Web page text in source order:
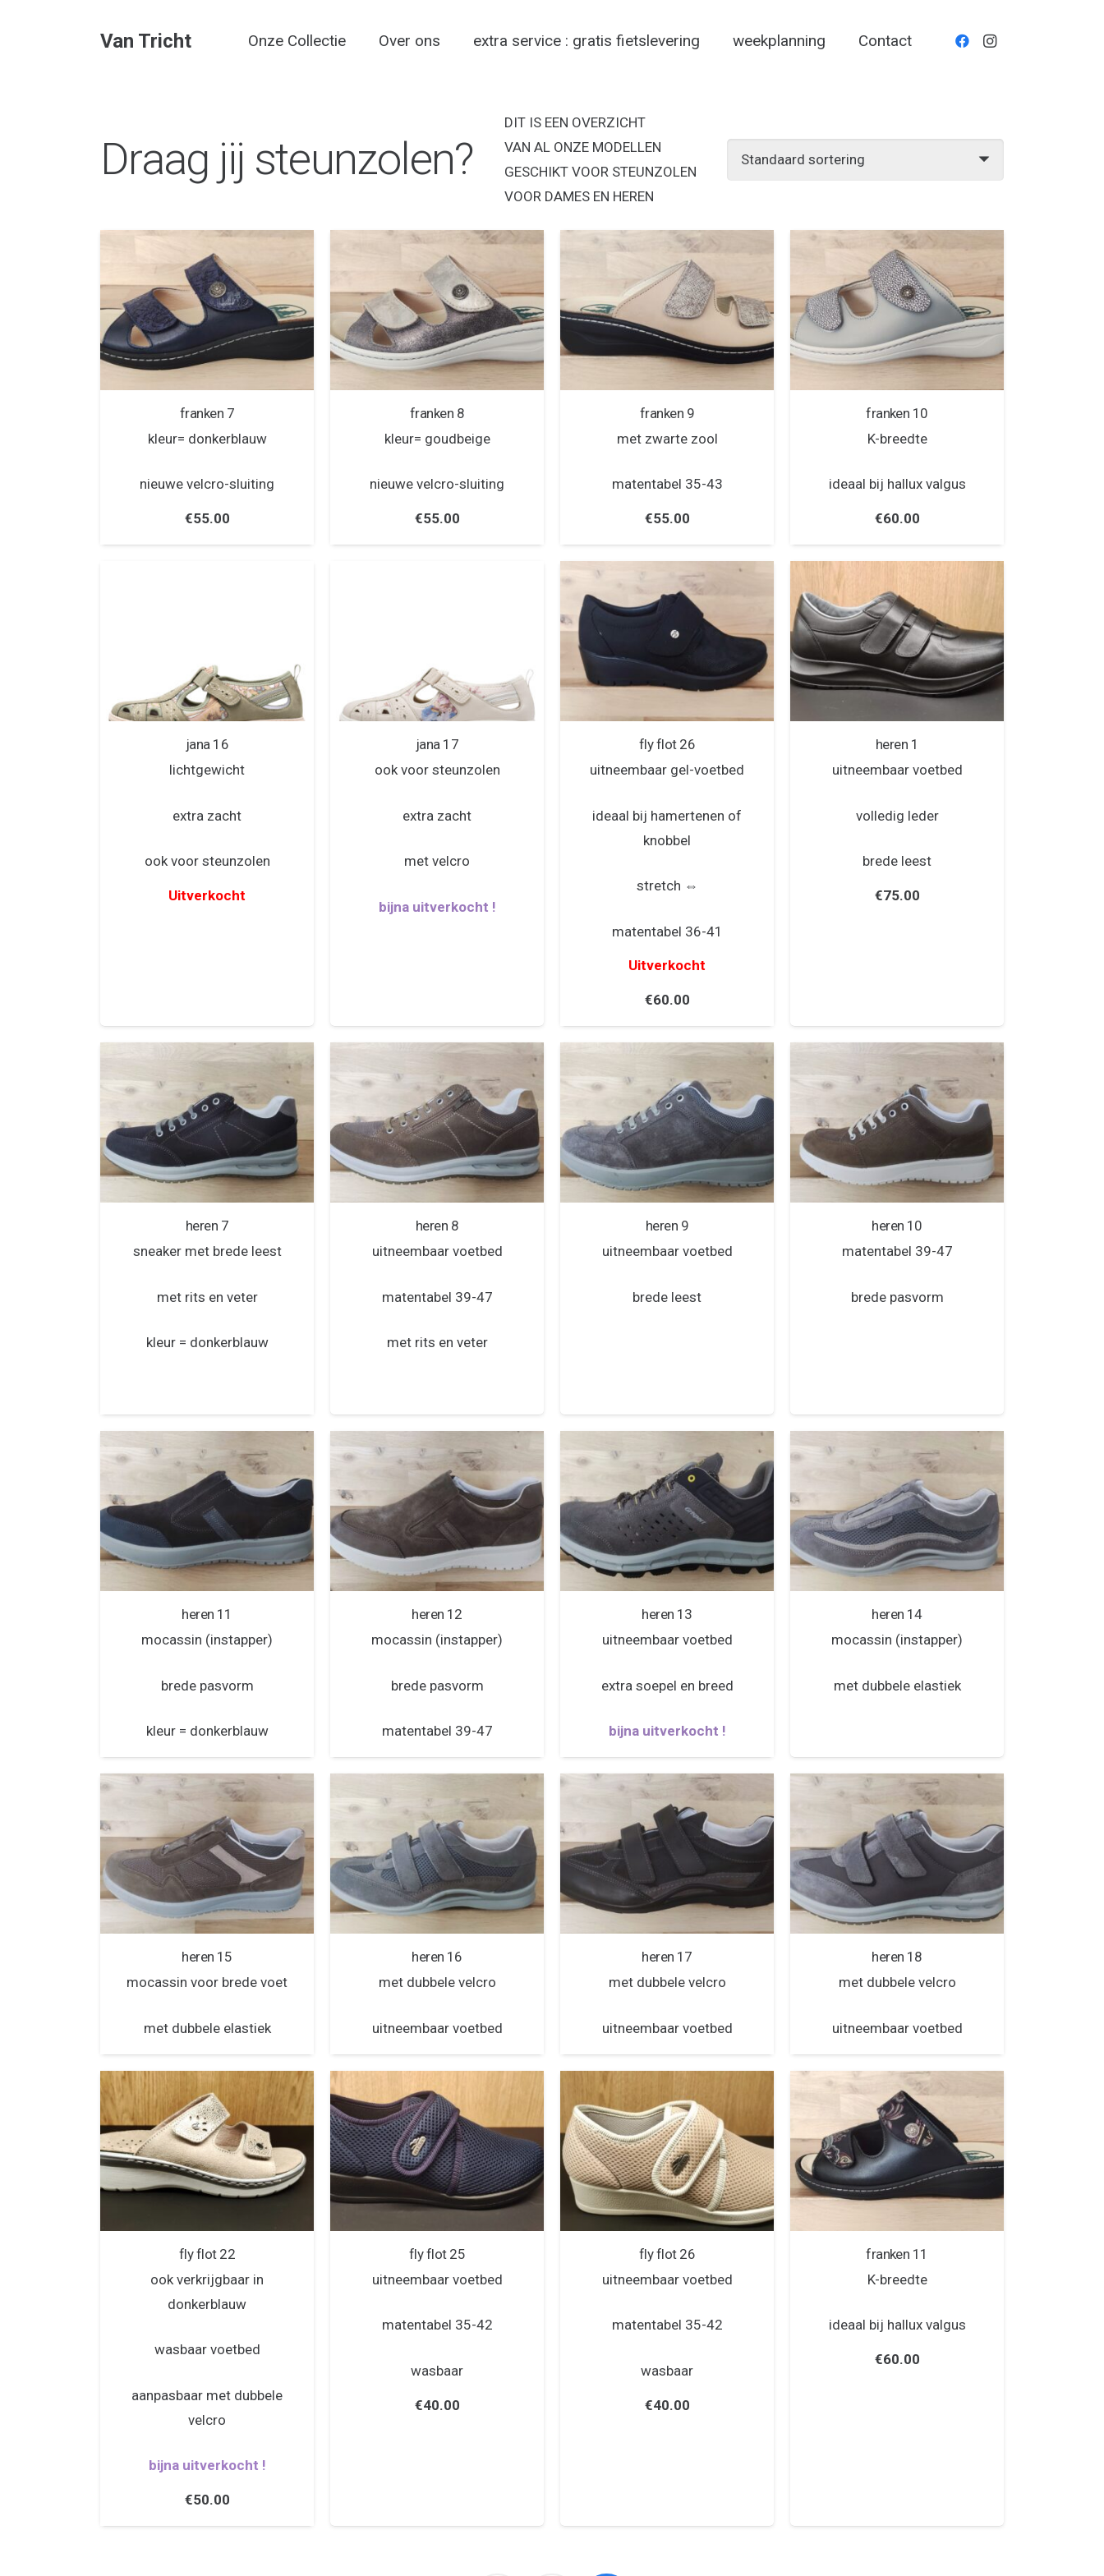
Van Tricht Onze Collectie Over ons extra service : gratis fietslevering weekplanning Contact
Draag jij steunzolen?
DIT IS EEN OVERZICHT
VAN AL ONZE MODELLEN
GESCHIKT VOOR STEUNZOLEN
VOOR DAMES EN HEREN
franken 7
kleur= donkerblauw
nieuwe velcro-sluiting
€55.00
franken 8
kleur= goudbeige
nieuwe velcro-sluiting
€55.00
franken 9
met zwarte zool
matentabel 35-43
€55.00
franken 10
K-breedte
ideaal bij hallux valgus
€60.00
jana 16
lichtgewicht
extra zacht
ook voor steunzolen
Uitverkocht
jana 17
ook voor steunzolen
extra zacht
met velcro
bijna uitverkocht !
fly flot 26
uitneembaar gel-voetbed
ideaal bij hamertenen of
knobbel
stretch ⇔
matentabel 36-41
Uitverkocht
€60.00
heren 1
uitneembaar voetbed
volledig leder
brede leest
€75.00
heren 7
sneaker met brede leest
met rits en veter
kleur = donkerblauw
heren 8
uitneembaar voetbed
matentabel 39-47
met rits en veter
heren 9
uitneembaar voetbed
brede leest
heren 10
matentabel 39-47
brede pasvorm
heren 11
mocassin (instapper)
brede pasvorm
kleur = donkerblauw
heren 12
mocassin (instapper)
brede pasvorm
matentabel 39-47
heren 13
uitneembaar voetbed
extra soepel en breed
bijna uitverkocht !
heren 14
mocassin (instapper)
met dubbele elastiek
heren 15
mocassin voor brede voet
met dubbele elastiek
heren 16
met dubbele velcro
uitneembaar voetbed
heren 17
met dubbele velcro
uitneembaar voetbed
heren 18
met dubbele velcro
uitneembaar voetbed
fly flot 22
ook verkrijgbaar in
donkerblauw
wasbaar voetbed
aanpasbaar met dubbele
velcro
bijna uitverkocht !
€50.00
fly flot 25
uitneembaar voetbed
matentabel 35-42
wasbaar
€40.00
fly flot 26
uitneembaar voetbed
matentabel 35-42
wasbaar
€40.00
franken 11
K-breedte
ideaal bij hallux valgus
€60.00